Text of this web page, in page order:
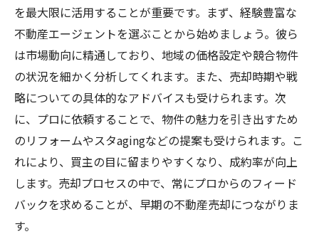
を最大限に活用することが重要です。まず、経験豊富な
不動産エージェントを選ぶことから始めましょう。彼ら
は市場動向に精通しており、地域の価格設定や競合物件
の状況を細かく分析してくれます。また、売却時期や戦
略についての具体的なアドバイスも受けられます。次
に、プロに依頼することで、物件の魅力を引き出すため
のリフォームやスタagingなどの提案も受けられます。こ
れにより、買主の目に留まりやすくなり、成約率が向上
します。売却プロセスの中で、常にプロからのフィード
バックを求めることが、早期の不動産売却につながりま
す。